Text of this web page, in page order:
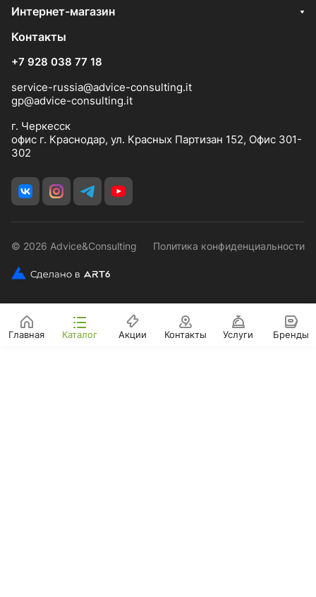
Интернет-магазин
Контакты
+7 928 038 77 18
service-russia@advice-consulting.it
gp@advice-consulting.it
г. Черкесск
офис г. Краснодар, ул. Красных Партизан 152, Офис 301-
302
© 2026 Advice&Consulting Политика конфиденциальности
Главная Каталог Акции Контакты Услуги Бренды